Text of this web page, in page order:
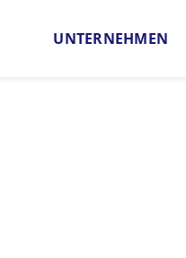
UNTERNEHMEN